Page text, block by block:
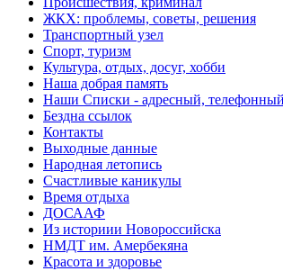
ЖКХ: проблемы, советы, решения
Транспортный узел
Спорт, туризм
Культура, отдых, досуг, хобби
Наша добрая память
Наши Списки - адресный,
Бездна ссылок
Контакты
Выходные данные
Народная летопись
Счастливые каникулы
Время отдыха
ДОСААФ
Из историии Новороссийска
НМДТ им. Амербекяна
Красота и здоровье